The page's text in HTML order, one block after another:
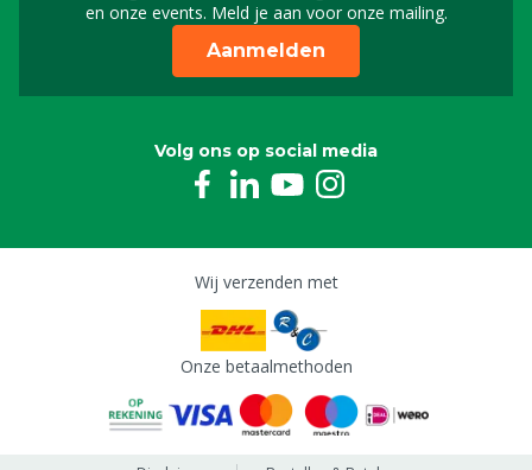
en onze events. Meld je aan voor onze mailing.
Aanmelden
Volg ons op social media
Wij verzenden met
Onze betaalmethoden